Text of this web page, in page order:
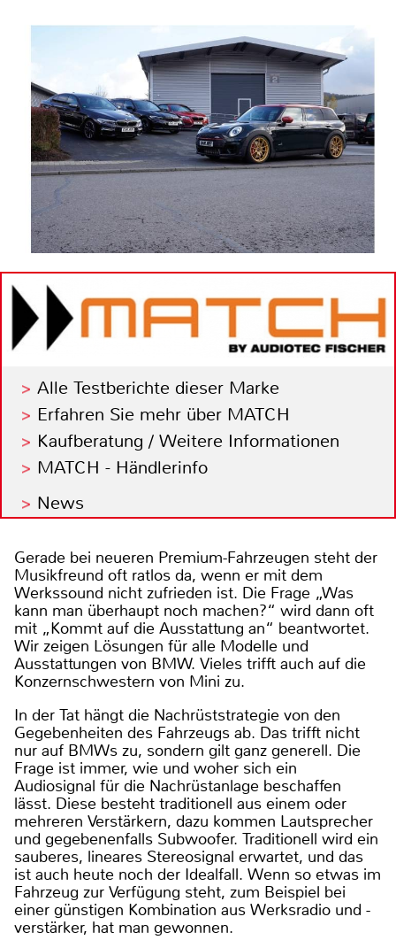
Alle Testberichte dieser Marke
Erfahren Sie mehr über MATCH
Kaufberatung / Weitere Informationen
MATCH - Händlerinfo
News
Gerade bei neueren Premium-Fahrzeugen steht der
Musikfreund oft ratlos da, wenn er mit dem
Werkssound nicht zufrieden ist. Die Frage „Was
kann man überhaupt noch machen?“ wird dann oft
mit „Kommt auf die Ausstattung an“ beantwortet.
Wir zeigen Lösungen für alle Modelle und
Ausstattungen von BMW. Vieles trifft auch auf die
Konzernschwestern von Mini zu.
In der Tat hängt die Nachrüststrategie von den
Gegebenheiten des Fahrzeugs ab. Das trifft nicht
nur auf BMWs zu, sondern gilt ganz generell. Die
Frage ist immer, wie und woher sich ein
Audiosignal für die Nachrüstanlage beschaffen
lässt. Diese besteht traditionell aus einem oder
mehreren Verstärkern, dazu kommen Lautsprecher
und gegebenenfalls Subwoofer. Traditionell wird ein
sauberes, lineares Stereosignal erwartet, und das
ist auch heute noch der Idealfall. Wenn so etwas im
Fahrzeug zur Verfügung steht, zum Beispiel bei
einer günstigen Kombination aus Werksradio und -
verstärker, hat man gewonnen.